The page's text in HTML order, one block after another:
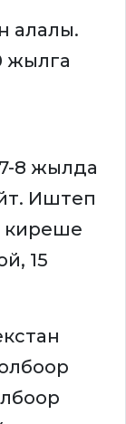
алалы.
жылга
8 жылда
Иштеп
киреше
15